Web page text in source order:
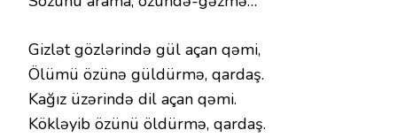
Gizlət gözlərində gül açan qəmi,
Ölümü özünə güldürmə, qardaş.
Kağız üzərində dil açan qəmi.
Kökləyib özünü öldürmə, qardaş.